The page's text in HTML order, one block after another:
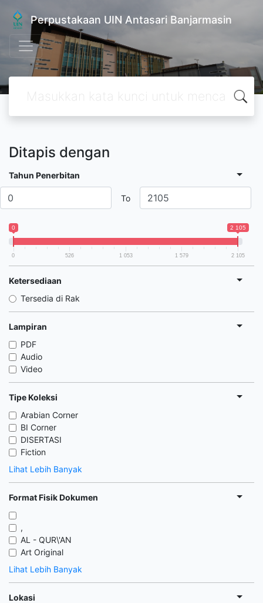
Perpustakaan UIN Antasari Banjarmasin
Ditapis dengan
Tahun Penerbitan
To
0 2 105
0 526 1 053 1 579 2 105
Ketersediaan
Tersedia di Rak
Lampiran
PDF
Audio
Video
Tipe Koleksi
Arabian Corner
BI Corner
DISERTASI
Fiction
Lihat Lebih Banyak
Format Fisik Dokumen
,
AL - QUR\'AN
Art Original
Lihat Lebih Banyak
Lokasi